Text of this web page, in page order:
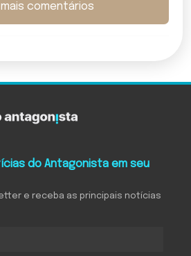
mais comentários
do Antagonista em seu
e receba as principais notícias